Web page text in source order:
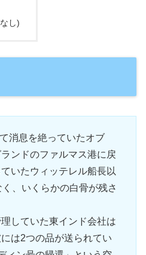
し)
消息を絶っていたオブ
ンドのファルマス港に戻
いたウィッテレル船長以
、いくらかの白骨が残さ
していた東インド会社は
は2つの品が送られてい